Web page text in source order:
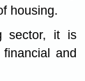
housing.
sector, it is
and